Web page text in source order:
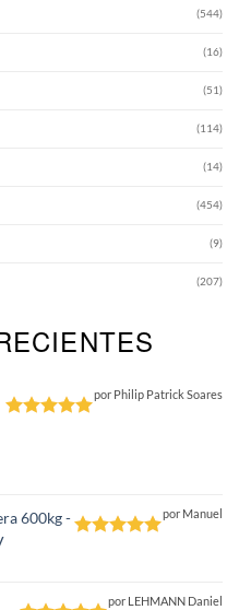
(544)
(16)
(51)
(114)
(14)
(454)
(9)
(207)
por Philip Patrick Soares
600kg -
por Manuel
por LEHMANN Daniel